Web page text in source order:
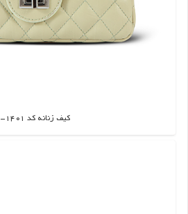
کیف زنانه کد 1401-1
اطلاعات بیشتر